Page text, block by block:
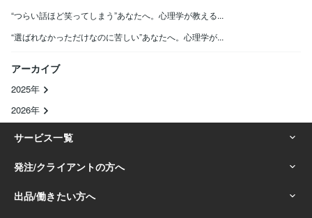
“つらい話ほど笑ってしまう”あなたへ。心理学が教える...
“選ばれなかっただけなのに苦しい”あなたへ。心理学が...
アーカイブ
2025年
2026年